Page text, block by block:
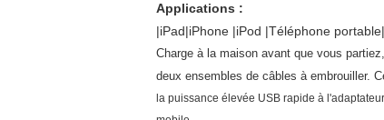
Applications :
|iPad|iPhone |iPod |Téléphone
Charge à la maison avant que vous
deux ensembles de câbles à embrouiller.
la puissance élevée USB rapide à